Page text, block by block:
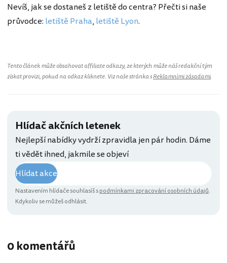
Nevíš, jak se dostaneš z letiště do centra? Přečti si naše
průvodce: letiště Praha, letiště Lyon.
Tento článek může obsahovat affiliate odkazy, ze kterých může náš redakční tým
získat provizi, pokud na odkaz kliknete. Viz naše stránka sReklamními zásadami.
Hlídač akčních letenek
Nejlepší nabídky vydrží zpravidla jen pár hodin. Dáme
ti vědět ihned, jakmile se objeví
Hlídat akce
Nastavením hlídače souhlasíš spodmínkami zpracování osobních údajů.
Kdykoliv se můžeš odhlásit.
0 komentářů